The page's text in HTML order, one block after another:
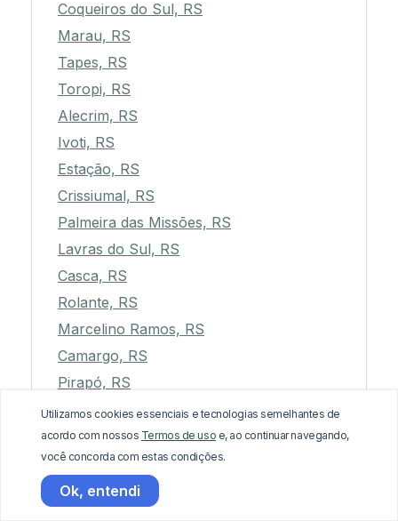
Coqueiros do Sul, RS
Marau, RS
Tapes, RS
Toropi, RS
Alecrim, RS
Ivoti, RS
Estação, RS
Crissiumal, RS
Palmeira das Missões, RS
Lavras do Sul, RS
Casca, RS
Rolante, RS
Marcelino Ramos, RS
Camargo, RS
Pirapó, RS
Encantado, RS
São Martinho da Serra, RS
Paraíso do Sul, RS
Arroio dos Ratos, RS
Utilizamos cookies essenciais e tecnologias semelhantes de
acordo com nossos Termos de uso e, ao continuar navegando,
você concorda com estas condições.
Ok, entendi